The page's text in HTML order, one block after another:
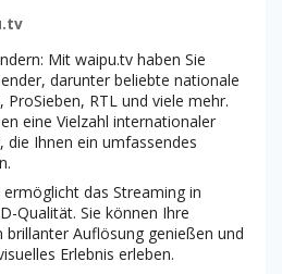
Mit waipu.tv haben Sie
darunter beliebte nationale
ProSieben, RTL und viele mehr.
eine Vielzahl internationaler
die Ihnen ein umfassendes
das Streaming in
Qualität. Sie können Ihre
brillanter Auflösung genießen und
Erlebnis erleben.